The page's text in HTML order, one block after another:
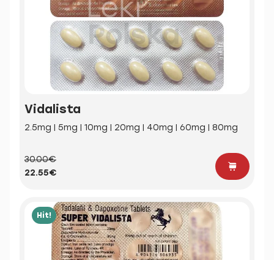
Vidalista
2.5mg | 5mg | 10mg | 20mg | 40mg | 60mg | 80mg
30.00€
22.55€
Hit!